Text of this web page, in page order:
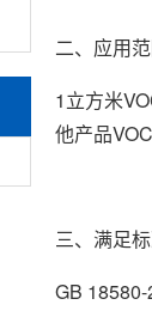
二、应用
1立方米
他产品
三、满足
GB